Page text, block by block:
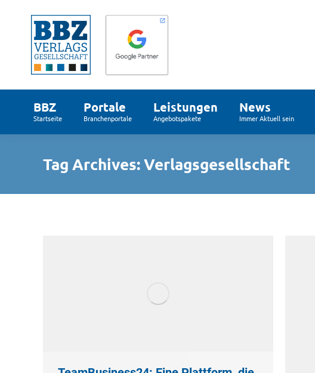
BBZ
Startseite
Portale
Branchenportale
Leistungen
Angebotspakete
News
Immer Aktuell sein
Tag Archives: Verlagsgesellschaft